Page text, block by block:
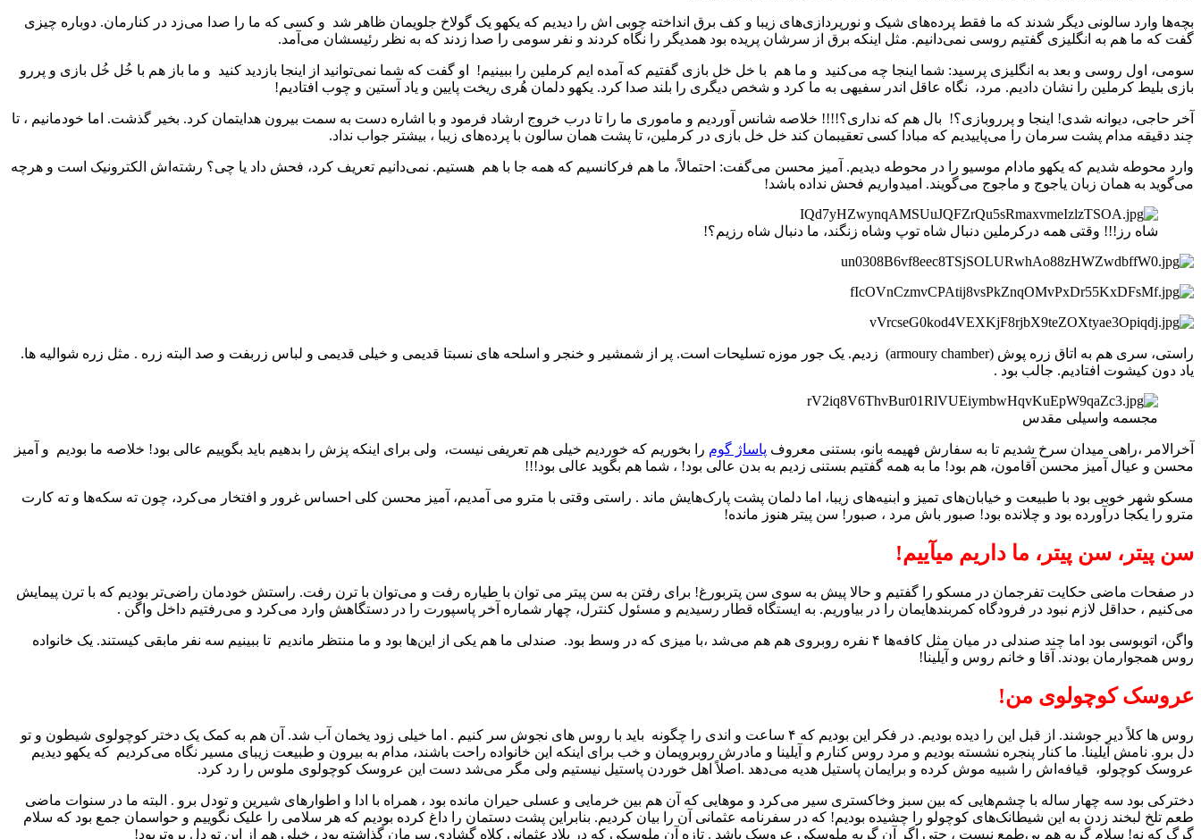
بچه‌ها وارد سالونی دیگر شدند که ما فقط پرده‌های شیک و نورپردازی‌های زیبا و کف برق انداخته چوبی اش را دیدیم که یکهو یک گولاخ جلویمان ظاهر شد و کسی که ما را صدا می‌زد در کنارمان. دوباره چیزی
گفت که ما هم به انگلیزی گفتیم روسی نمی‌دانیم. مثل اینکه برق از سرشان پریده بود همدیگر را نگاه کردند و نفر سومی را صدا زدند که به نظر رئیسشان می‌آمد.
سومی، اول روسی و بعد به انگلیزی پرسید: شما اینجا چه می‌کنید و ما هم با خل خل بازی گفتیم که آمده ایم کرملین را ببینیم! او گفت که شما نمی‌توانید از اینجا بازدید کنید و ما باز هم با خُل خُل بازی و پررو
بازی بلیط کرملین را نشان دادیم. مرد، نگاه عاقل اندر سفیهی به ما کرد و شخص دیگری را بلند صدا کرد. یکهو دلمان هُری ریخت پایین و یاد آستین و چوب افتادیم!
آخر حاجی، دیوانه شدی! اینجا و پرروبازی؟! بال هم که نداری؟!!!! خلاصه شانس آوردیم و ماموری ما را تا درب خروج ارشاد فرمود و با اشاره دست به سمت بیرون هدایتمان کرد. بخیر گذشت. اما خودمانیم ، تا
چند دقیقه مدام پشت سرمان را می‌پاییدیم که مبادا کسی تعقیبمان کند خل خل بازی در کرملین، تا پشت همان سالون با پرده‌های زیبا ، بیشتر جواب نداد.
وارد محوطه شدیم که یکهو مادام موسیو را در محوطه دیدیم. آمیز محسن می‌گفت: احتمالاً، ما هم فرکانسیم که همه جا با هم هستیم. نمی‌دانیم تعریف کرد، فحش داد یا چی؟ رشته‌اش الکترونیک است و هرچه
می‌گوید به همان زبان یاجوج و ماجوج می‌گويند. امیدواریم فحش نداده باشد!
شاه رز!!! وقتی همه درکرملین دنبال شاه توپ وشاه زنگند، ما دنبال شاه رزیم؟!
راستی، سری هم به اتاق زره پوش (armoury chamber) زدیم. یک جور موزه تسلیحات است. پر از شمشیر و خنجر و اسلحه های نسبتا قدیمی و خیلی قدیمی و لباس زربفت و صد البته زره . مثل زره شوالیه ها.
یاد دون کیشوت افتادیم. جالب بود .
مجسمه واسیلی مقدس
آخرالامر ،راهی میدان سرخ شدیم تا به سفارش فهیمه بانو، بستنی معروف پاساژ گوم را بخوریم که خوردیم خیلی هم تعریفی نیست، ولی برای اینکه پزش را بدهیم باید بگوییم عالی بود! خلاصه ما بودیم و آمیز
محسن و عیال آمیز محسن آقامون، هم بود! ما به همه گفتیم بستنی زدیم به بدن عالی بود! ، شما هم بگوید عالی بود!!!
مسکو شهر خوبی بود با طبیعت و خیابان‌های تمیز و ابنیه‌های زیبا، اما دلمان پشت پارک‌هایش ماند . راستی وقتی با مترو می آمدیم، آمیز محسن کلی احساس غرور و افتخار می‌کرد، چون ته سکه‌ها و ته کارت
مترو را یکجا درآورده بود و چلانده بود! صبور باش مرد ، صبور! سن پیتر هنوز مانده!
سن پیتر، سن پیتر، ما داریم میآییم!
در صفحات ماضی حکایت تفرجمان در مسکو را گفتیم و حالا پیش به سوی سن پتربورغ! برای رفتن به سن پیتر می توان با طیاره رفت و می‌توان با ترن رفت. راستش خودمان راضی‌تر بودیم که با ترن پیمایش
می‌کنیم ، حداقل لازم نبود در فرودگاه کمربندهایمان را در بیاوریم. به ایستگاه قطار رسیدیم و مسئول کنترل، چهار شماره آخر پاسپورت را در دستگاهش وارد می‌کرد و می‌رفتیم داخل واگن .
واگن، اتوبوسی بود اما چند صندلی در میان مثل کافه‌ها ۴ نفره روبروی هم هم می‌شد ،با میزی که در وسط بود. صندلی ما هم یکی از این‌ها بود و ما منتظر ماندیم تا ببینیم سه نفر مابقی کیستند. یک خانواده
روس همجوارمان بودند. آقا و خانم روس و آیلینا!
عروسک کوچولوی من!
روس ها کلاً دیر جوشند. از قبل این را دیده بودیم. در فکر این بودیم که ۴ ساعت و اندی را چگونه باید با روس های نجوش سر کنیم . اما خیلی زود یخمان آب شد. آن هم به کمک یک دختر کوچولوی شیطون و تو
دل برو. نامش آیلینا. ما کنار پنجره نشسته بودیم و مرد روس کنارم و آیلینا و مادرش روبرویمان و خب برای اینکه این خانواده راحت باشند، مدام به بیرون و طبیعت زیبای مسیر نگاه می‌کردیم که یکهو دیدیم
عروسک کوچولو، قیافه‌اش را شبیه موش کرده و برایمان پاستیل هدیه می‌دهد .اصلاً اهل خوردن پاستیل نیستیم ولی مگر می‌شد دست این عروسک کوچولوی ملوس را رد کرد.
دخترکی بود سه چهار ساله با چشم‌هایی که بین سبز وخاکستری سیر می‌کرد و موهایی که آن هم بین خرمایی و عسلی حیران مانده بود ، همراه با ادا و اطوارهای شیرین و تودل برو . البته ما در سنوات ماضی
طعم تلخ لبخند زدن به این شیطانک‌های کوچولو را چشیده بودیم! که در سفرنامه عثمانی آن را بیان کردیم. بنابراین پشت دستمان را داغ کرده بودیم که هر سلامی را علیک نگوییم و حواسمان جمع بود که سلام
گرگ که نه! سلام گربه هم بی‌طمع نیست ، حتی اگر آن گربه ملوسکی عروسک باشد . تازه آن ملوسکی که در بلاد عثمانی کلاه گشادی سرمان گذاشته بود ، خیلی هم از این تو دل بروتربود!